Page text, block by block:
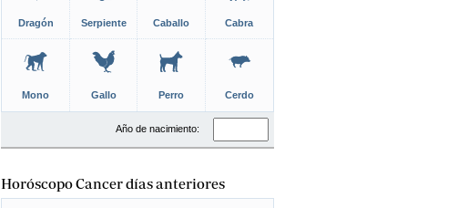
Dragón Serpiente Caballo Cabra
Mono Gallo Perro Cerdo
Año de nacimiento:
Horóscopo Cancer días anteriores